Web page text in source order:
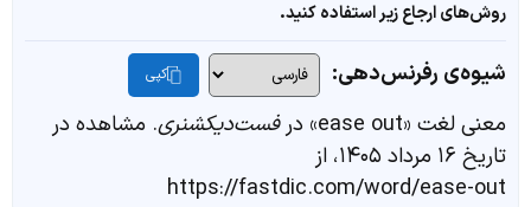
روش‌های ارجاع زیر استفاده کنید.
شیوه‌ی رفرنس‌دهی: کپی
معنی لغت «ease out» در فست‌دیکشنری. مشاهده در
تاریخ ۱۶ مرداد ۱۴۰۵، از
https://fastdic.com/word/ease-out